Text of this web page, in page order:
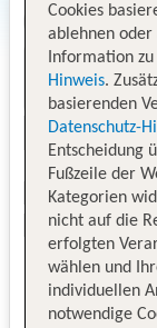
Cookies
ablehnen
Information
Hinweis.
basierenden
Datenschutz-
Entscheidung
Fußzeile der
Kategorien
nicht auf die
erfolgten
wählen und
individuellen
notwendige